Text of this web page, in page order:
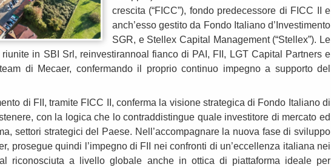
crescita (“FICC”), fondo predecessore di FICC II e
anch’esso gestito da Fondo Italiano d’Investimento
SGR, e Stellex Capital Management (“Stellex”). Le
in SBI Srl, reinvestirannoal fianco di PAI, FII, LGT Capital Partners e
di Mecaer, confermando il proprio continuo impegno a supporto del
di FII, tramite FICC II, conferma la visione strategica di Fondo Italiano di
con la logica che lo contraddistingue quale investitore di mercato ed
settori strategici del Paese. Nell’accompagnare la nuova fase di sviluppo
prosegue quindi l’impegno di FII nei confronti di un’eccellenza italiana nei
riconosciuta a livello globale anche in ottica di piattaforma ideale per